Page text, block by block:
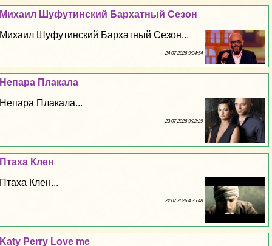
Михаил Шуфутинский Бархатный Сезон
Михаил Шуфутинский Бархатный Сезон...
24 07 2026 9:34:54
Непара Плакала
Непара Плакала...
23 07 2026 9:22:29
Птаха Клен
Птаха Клен...
22 07 2026 4:35:48
Katy Perry Love me